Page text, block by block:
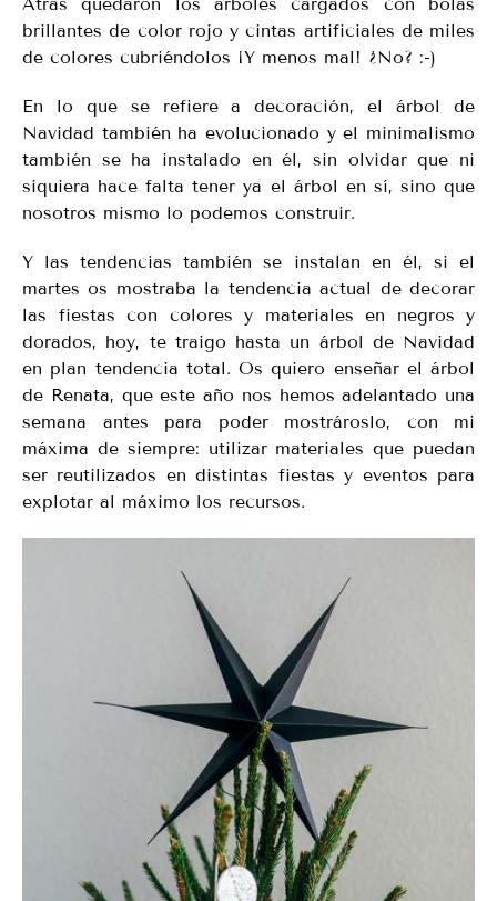
Atrás quedaron los árboles cargados con bolas
brillantes de color rojo y cintas artificiales de miles
de colores cubriéndolos ¡Y menos mal! ¿No? :-)
En lo que se refiere a decoración, el árbol de
Navidad también ha evolucionado y el minimalismo
también se ha instalado en él, sin olvidar que ni
siquiera hace falta tener ya el árbol en sí, sino que
nosotros mismo lo podemos construir.
Y las tendencias también se instalan en él, si el
martes os mostraba la tendencia actual de decorar
las fiestas con colores y materiales en negros y
dorados, hoy, te traigo hasta un árbol de Navidad
en plan tendencia total. Os quiero enseñar el árbol
de Renata, que este año nos hemos adelantado una
semana antes para poder mostrároslo, con mi
máxima de siempre: utilizar materiales que puedan
ser reutilizados en distintas fiestas y eventos para
explotar al máximo los recursos.